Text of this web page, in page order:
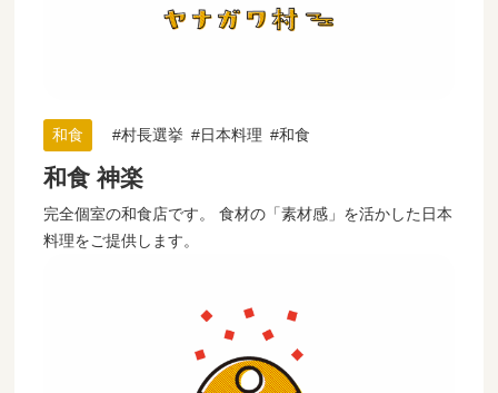
和食 村長選挙 日本料理 和食
和食 神楽
完全個室の和食店です。 食材の「素材感」を活かした日本
料理をご提供します。